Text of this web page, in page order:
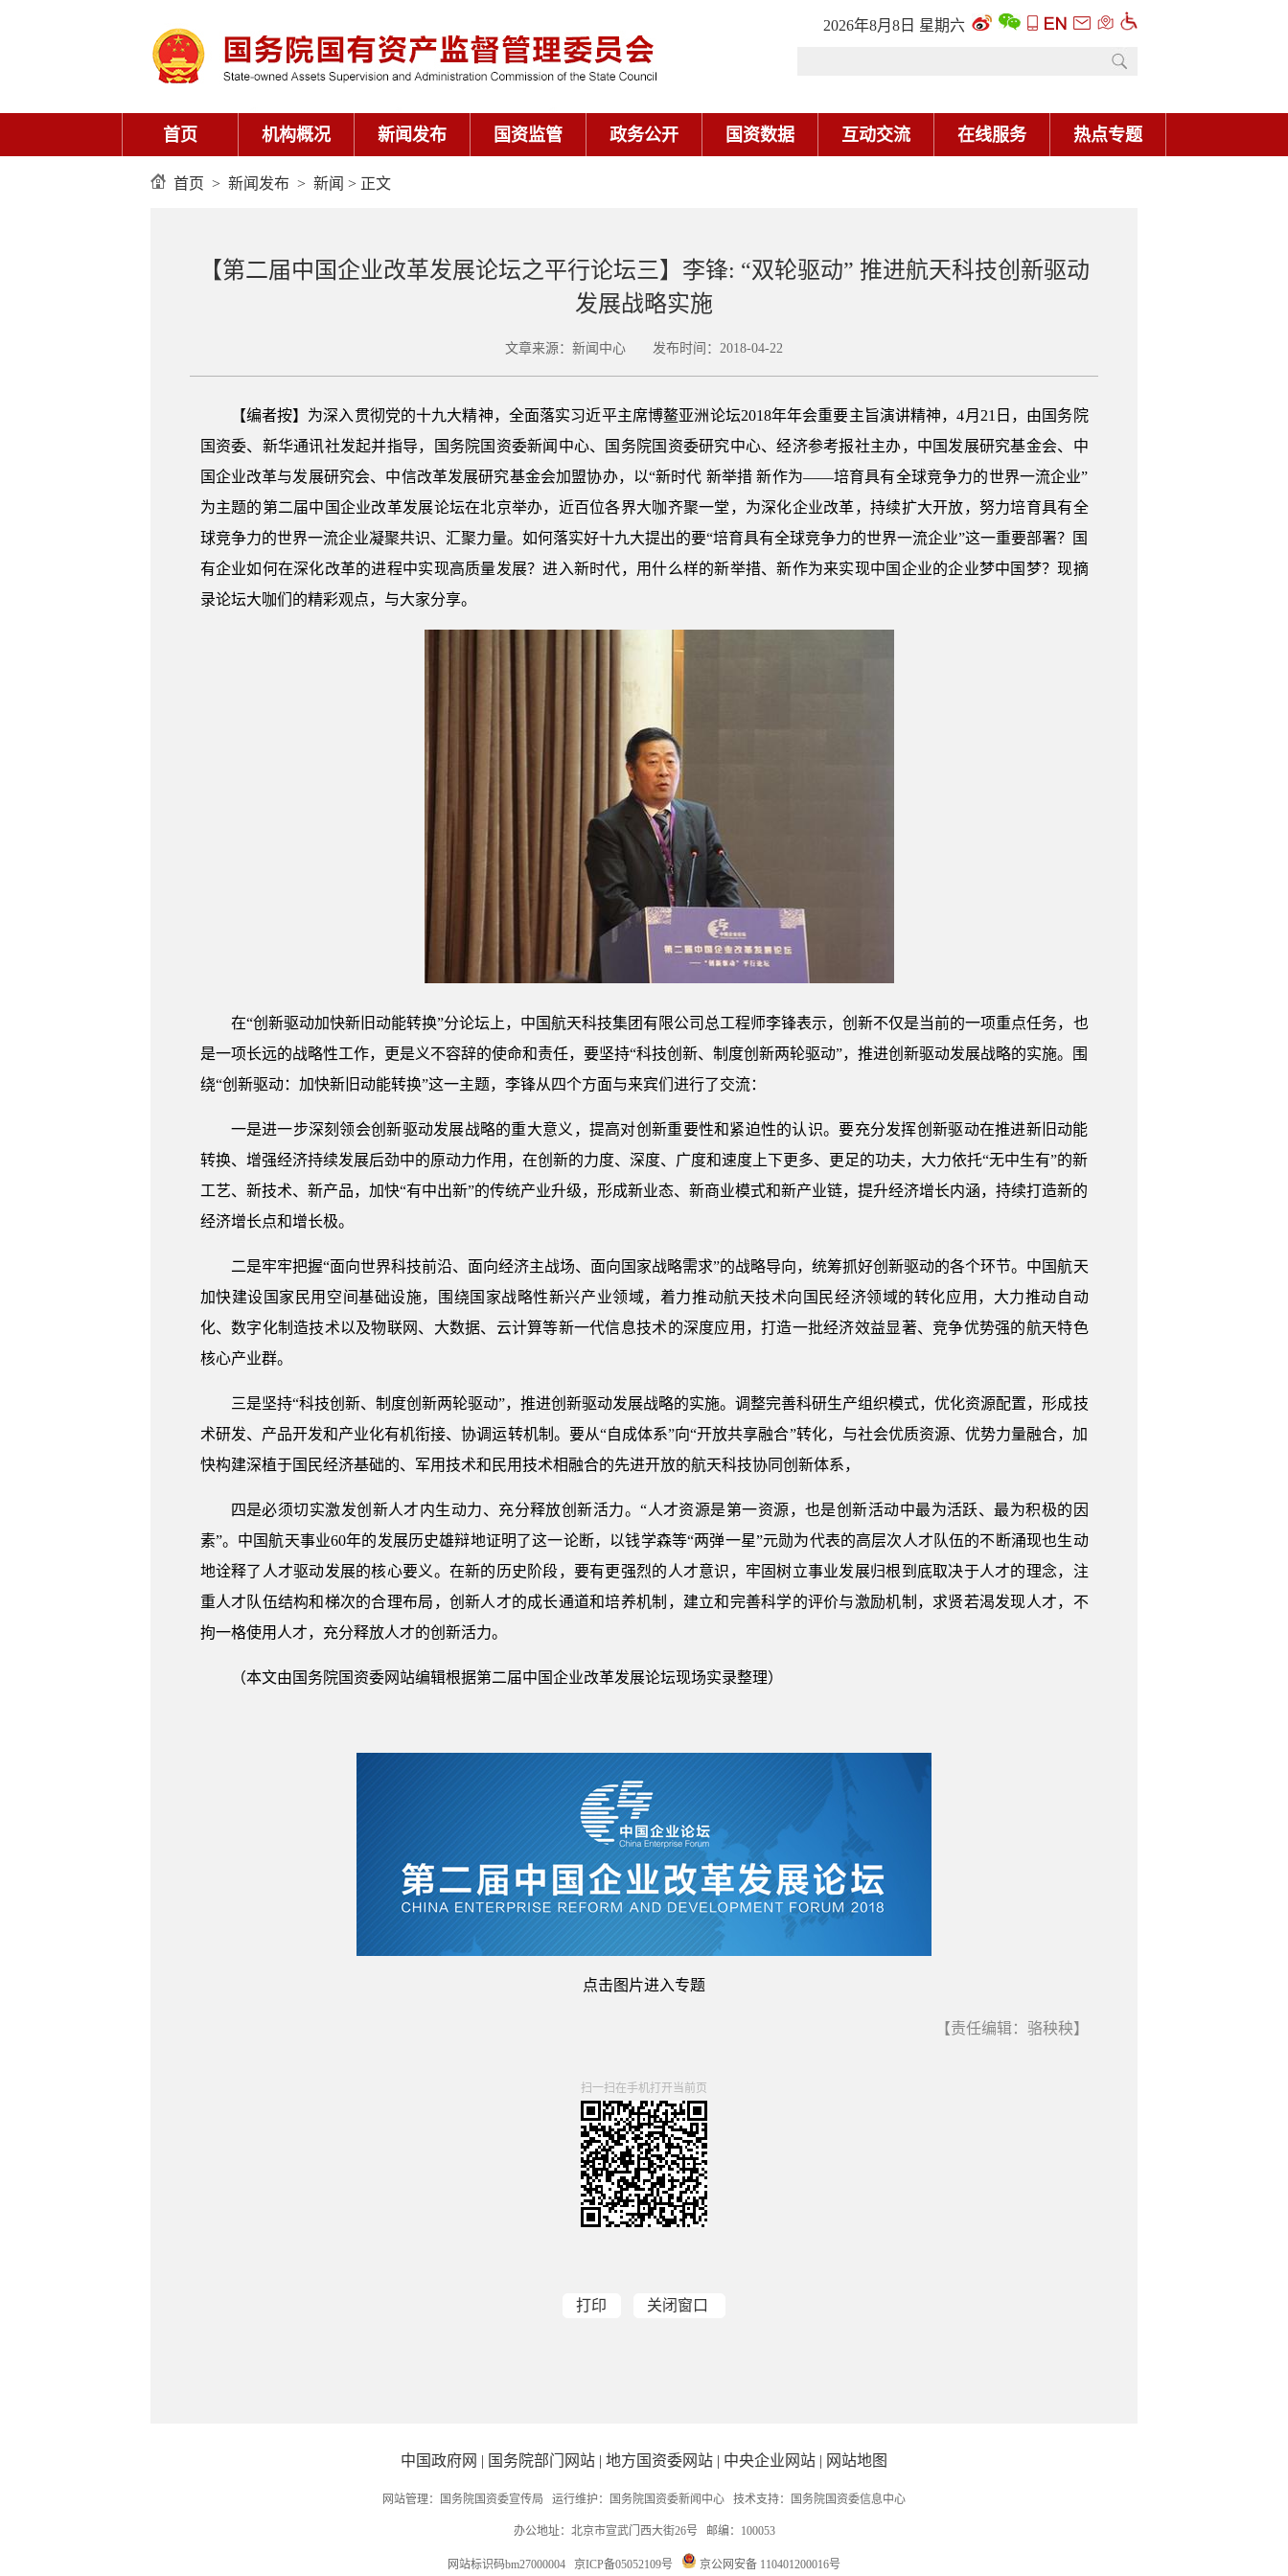
2026年8月8日 星期六
首页 机构概况 新闻发布 国资监管 政务公开 国资数据 互动交流 在线服务 热点专题
首页 > 新闻发布 > 新闻 > 正文
【第二届中国企业改革发展论坛之平行论坛三】李锋: “双轮驱动” 推进航天科技创新驱动
发展战略实施
文章来源：新闻中心 发布时间：2018-04-22
【编者按】为深入贯彻党的十九大精神，全面落实习近平主席博鳌亚洲论坛2018年年会重要主旨演讲精神，4月21日，由国务院
国资委、新华通讯社发起并指导，国务院国资委新闻中心、国务院国资委研究中心、经济参考报社主办，中国发展研究基金会、中
国企业改革与发展研究会、中信改革发展研究基金会加盟协办，以“新时代 新举措 新作为——培育具有全球竞争力的世界一流企业”
为主题的第二届中国企业改革发展论坛在北京举办，近百位各界大咖齐聚一堂，为深化企业改革，持续扩大开放，努力培育具有全
球竞争力的世界一流企业凝聚共识、汇聚力量。如何落实好十九大提出的要“培育具有全球竞争力的世界一流企业”这一重要部署？国
有企业如何在深化改革的进程中实现高质量发展？进入新时代，用什么样的新举措、新作为来实现中国企业的企业梦中国梦？现摘
录论坛大咖们的精彩观点，与大家分享。
在“创新驱动加快新旧动能转换”分论坛上，中国航天科技集团有限公司总工程师李锋表示，创新不仅是当前的一项重点任务，也
是一项长远的战略性工作，更是义不容辞的使命和责任，要坚持“科技创新、制度创新两轮驱动”，推进创新驱动发展战略的实施。围
绕“创新驱动：加快新旧动能转换”这一主题，李锋从四个方面与来宾们进行了交流：
一是进一步深刻领会创新驱动发展战略的重大意义，提高对创新重要性和紧迫性的认识。要充分发挥创新驱动在推进新旧动能
转换、增强经济持续发展后劲中的原动力作用，在创新的力度、深度、广度和速度上下更多、更足的功夫，大力依托“无中生有”的新
工艺、新技术、新产品，加快“有中出新”的传统产业升级，形成新业态、新商业模式和新产业链，提升经济增长内涵，持续打造新的
经济增长点和增长极。
二是牢牢把握“面向世界科技前沿、面向经济主战场、面向国家战略需求”的战略导向，统筹抓好创新驱动的各个环节。中国航天
加快建设国家民用空间基础设施，围绕国家战略性新兴产业领域，着力推动航天技术向国民经济领域的转化应用，大力推动自动
化、数字化制造技术以及物联网、大数据、云计算等新一代信息技术的深度应用，打造一批经济效益显著、竞争优势强的航天特色
核心产业群。
三是坚持“科技创新、制度创新两轮驱动”，推进创新驱动发展战略的实施。调整完善科研生产组织模式，优化资源配置，形成技
术研发、产品开发和产业化有机衔接、协调运转机制。要从“自成体系”向“开放共享融合”转化，与社会优质资源、优势力量融合，加
快构建深植于国民经济基础的、军用技术和民用技术相融合的先进开放的航天科技协同创新体系，
四是必须切实激发创新人才内生动力、充分释放创新活力。“人才资源是第一资源，也是创新活动中最为活跃、最为积极的因
素”。中国航天事业60年的发展历史雄辩地证明了这一论断，以钱学森等“两弹一星”元勋为代表的高层次人才队伍的不断涌现也生动
地诠释了人才驱动发展的核心要义。在新的历史阶段，要有更强烈的人才意识，牢固树立事业发展归根到底取决于人才的理念，注
重人才队伍结构和梯次的合理布局，创新人才的成长通道和培养机制，建立和完善科学的评价与激励机制，求贤若渴发现人才，不
拘一格使用人才，充分释放人才的创新活力。
（本文由国务院国资委网站编辑根据第二届中国企业改革发展论坛现场实录整理）
点击图片进入专题
【责任编辑：骆秧秧】
扫一扫在手机打开当前页
打印 关闭窗口